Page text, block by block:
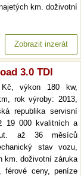
km. doživotní
Zobrazit inzerát
3.0 TDI
výkon 180 kw,
rok výroby: 2013,
republika servisní
19 000 kvalitních a
až 36 měsíců
stav vozu,
km. doživotní záruka
férové ceny, peníze